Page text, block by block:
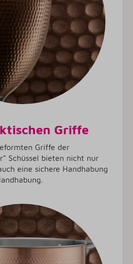
Griffe
Griffe der
Schüssel bieten nicht nur
eine sichere Handhabung